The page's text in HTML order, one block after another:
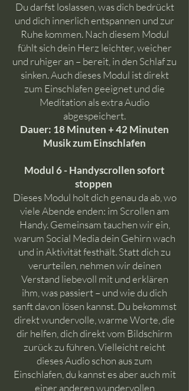
Du darfst loslassen, was dich bedrückt
und dich innerlich entspannen und zur
Ruhe kommen. Nach diesem Modul
fühlt sich dein Herz leichter, weicher
und ruhiger an – bereit, in den Schlaf zu
sinken. Auch dieses Modul ist direkt
zum Einschlafen geeignet und die
Meditation als extra Audio
abgespeichert.
Dauer: 18 Minuten + 42 Minuten
Musik zum Einschlafen
Modul 6 - Handyscrollen sofort
stoppen
Dieses Modul holt dich genau da ab, wo
viele Abende enden: im Scrollen am
Handy. Gemeinsam tauchen wir ein,
warum Social Media dein Gehirn wach
und in Aktivität festhält. Statt dich zu
verurteilen, nehmen wir deinen
Verstand liebevoll mit und erklären
ihm, was passiert – und wie du dich
sanft davon lösen kannst. Du bekommst
direkt wundervolle, warme Worte, die
dir helfen, dich direkt vom Bildschirm
zurück zu führen. Vielleicht reicht
dieses Audio schon aus zum
Einschlafen, du kannst es aber auch mit
einer anderen wundervollen